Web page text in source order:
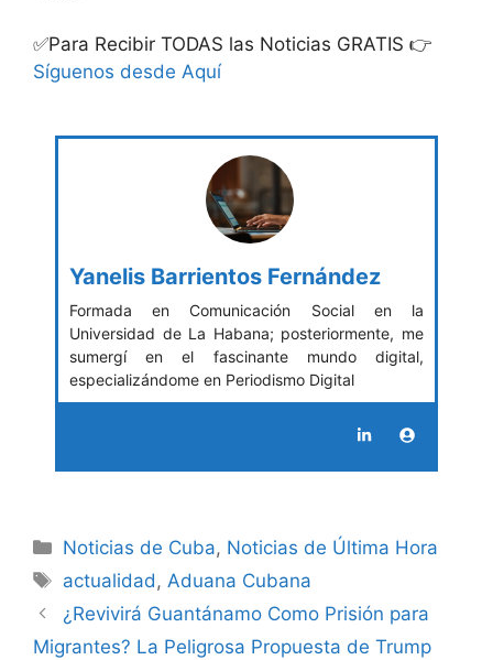
✅Para Recibir TODAS las Noticias GRATIS 👉
Síguenos desde Aquí
Yanelis Barrientos Fernández
Formada en Comunicación Social en la
Universidad de La Habana; posteriormente, me
sumergí en el fascinante mundo digital,
especializándome en Periodismo Digital
Categories
Noticias de Cuba, Noticias de Última Hora
Tags
actualidad,Aduana Cubana
¿Revivirá Guantánamo Como Prisión para
Migrantes? La Peligrosa Propuesta de Trump